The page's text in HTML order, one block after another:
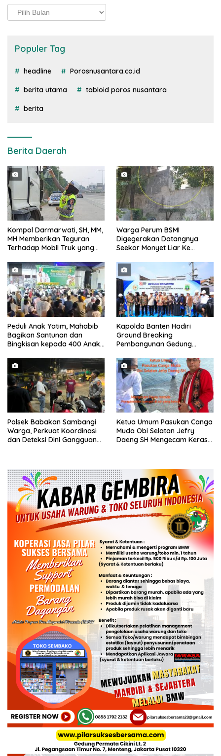
Arsip
Populer Tag
headline Porosnusantara.co.id
berita utama tabloid poros nusantara
berita
Berita Daerah
Kompol Darmarwati, SH, MM,
MH Memberikan Teguran
Terhadap Mobil Truk yang
Tanggerang Kota
Warga Perum BSMI
Digegerakan Datangnya
Seekor Monyet Liar Ke
Peduli Anak Yatim, Mahabib
Bagikan Santunan dan
Bingkisan kepada 400 Anak
Kapolda Banten Hadiri
Ground Breaking
Pembangunan Gedung
Provinsi Banten
Polsek Babakan Sambangi
Warga, Perkuat Koordinasi
dan Deteksi Dini Gangguan
Ketua Umum Pasukan Canga
Muda Obi Selatan Jefry
Daeng SH Mengecam Keras